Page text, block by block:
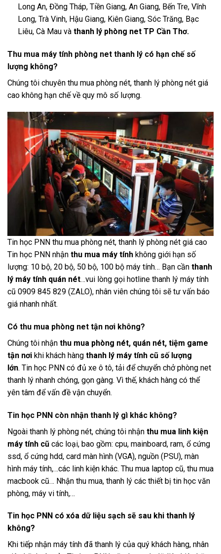
Long An, Đồng Tháp, Tiền Giang, An Giang, Bến Tre, Vĩnh
Long, Trà Vinh, Hậu Giang, Kiên Giang, Sóc Trăng, Bạc
Liêu, Cà Mau và thanh lý phòng netTP Cần Thơ.
Thu mua máy tính phòng net thanh lý có hạn chế số
lượng không?
Chúng tôi chuyên thu mua phòng nét, thanh lý phòng nét giá
cao không hạn chế về quy mô số lượng.
Tin học PNN thu mua phòng nét, thanh lý phòng nét giá cao
Tin học PNN nhận thu mua máy tính không giới hạn số
lượng: 10 bộ, 20 bộ, 50 bộ, 100 bộ máy tính… Bạn cần thanh
lý máy tính quán nét…vui lòng gọi hotline thanh lý máy tính
cũ 0909 845 829 (ZALO), nhân viên chúng tôi sẽ tư vấn báo
giá nhanh nhất.
Có thu mua phòng net tận nơi không?
Chúng tôi nhận thu mua phòng nét, quán nét, tiệm game
tận nơi khi khách hàng thanh lý máy tính cũ số lượng
lớn. Tin học PNN có đủ xe ô tô, tải để chuyển chở phòng net
thanh lý nhanh chóng, gọn gàng. Vì thế, khách hàng có thể
yên tâm để vấn đề vận chuyển.
Tin học PNN còn nhận thanh lý gì khác không?
Ngoài thanh lý phòng nét, chúng tôi nhận thu mua linh kiện
máy tính cũ các loại, bao gồm: cpu, mainboard, ram, ổ cứng
ssd, ổ cứng hdd, card màn hình (VGA), nguồn (PSU), màn
hình máy tính,…các linh kiện khác. Thu mua laptop cũ, thu mua
macbook cũ… Nhận thu mua, thanh lý các thiết bị tin học văn
phòng, máy vi tính,…
Tin học PNN có xóa dữ liệu sạch sẽ sau khi thanh lý
không?
Khi tiếp nhận máy tính đã thanh lý của quý khách hàng, nhân